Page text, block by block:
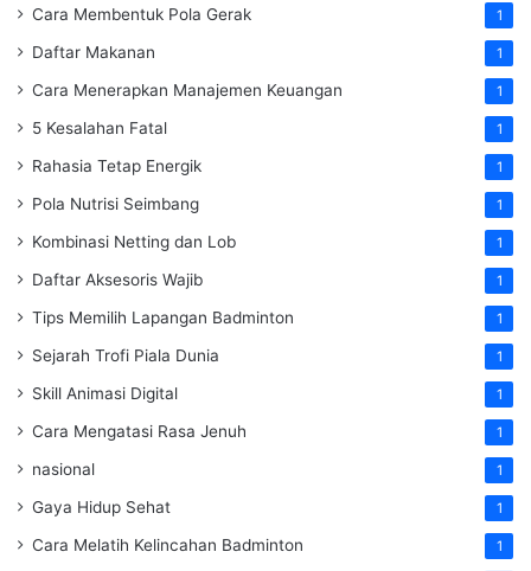
Cara Membentuk Pola Gerak 1
Daftar Makanan 1
Cara Menerapkan Manajemen Keuangan 1
5 Kesalahan Fatal 1
Rahasia Tetap Energik 1
Pola Nutrisi Seimbang 1
Kombinasi Netting dan Lob 1
Daftar Aksesoris Wajib 1
Tips Memilih Lapangan Badminton 1
Sejarah Trofi Piala Dunia 1
Skill Animasi Digital 1
Cara Mengatasi Rasa Jenuh 1
nasional 1
Gaya Hidup Sehat 1
Cara Melatih Kelincahan Badminton 1